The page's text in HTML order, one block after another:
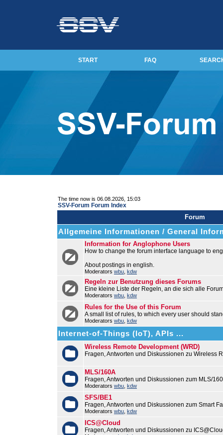
START FAQ
The time now is 06.08.2026, 15:03
SSV-Forum Forum Index
Forum
Allgemeine Informationen / General
Information for Anglophone Users
How to change the forum interface language to
About postings in english.
Moderators wbu kdw
Regeln zur Benutzung dieses Forums
Eine kleine Liste der Regeln, an die sich alle
Moderators wbu kdw
Rules for the Use of this Forum
A small list of rules, to which every user should
Moderators wbu kdw
Internet-of-Things (IoT), APIs ...
Wireless Remote Development (WRD)
Fragen, Antworten und Diskussionen zu Wireless
MLS/160A
Fragen, Antworten und Diskussionen zum MLS/
Moderators wbu kdw
SFS/BE1
Fragen, Antworten und Diskussionen zum Smart
Moderators wbu kdw
ICS@Cloud
Fragen, Antworten und Diskussionen zu